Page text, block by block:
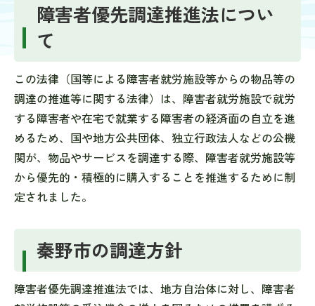
障害者優先調達推進法につい
て
この法律（国等による障害者就労施設等からの物品等の
調達の推進等に関する法律）は、障害者就労施設で就労
する障害者や在宅で就業する障害者の経済面の自立を進
めるため、国や地方公共団体、独立行政法人などの公機
関が、物品やサービスを調達する際、障害者就労施設等
から優先的・積極的に購入することを推進するために制
定されました。
秦野市の調達方針
障害者優先調達推進法では、地方自治体に対し、障害者